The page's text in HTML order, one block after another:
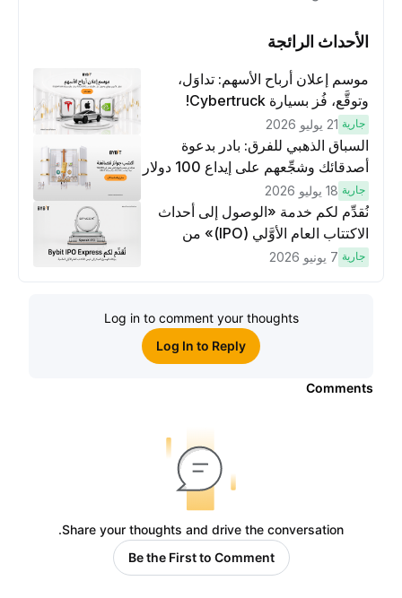
الأحداث الرائجة
موسم إعلان أرباح الأسهم: تداوَل،
وتوقَّع، فُز بسيارة Cybertruck!
جارية 21 يوليو 2026
السباق الذهبي للفرق: بادر بدعوة
أصدقائك وشجِّعهم على إيداع 100 دولار
لكسَب مكافآت مُضاعَفة
جارية 18 يوليو 2026
نُقدِّم لكم خدمة «الوصول إلى أحداث
الاكتتاب العام الأوَّلي (IPO)» من
Bybit، بوابتك للوصول المبكر إلى فرص
جارية 7 يونيو 2026
Log in to comment your thoughts
Log In to Reply
Comments
Share your thoughts and drive the conversation.
Be the First to Comment